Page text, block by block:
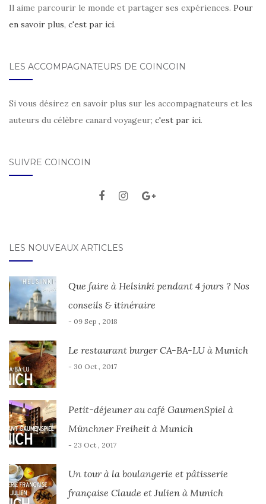
Il aime parcourir le monde et partager ses expériences. Pour
en savoir plus, c'est par ici.
LES ACCOMPAGNATEURS DE COINCOIN
Si vous désirez en savoir plus sur les accompagnateurs et les
auteurs du célèbre canard voyageur; c'est par ici.
SUIVRE COINCOIN
LES NOUVEAUX ARTICLES
Que faire à Helsinki pendant 4 jours ? Nos
conseils & itinéraire
- 09 Sep , 2018
Le restaurant burger CA-BA-LU à Munich
- 30 Oct , 2017
Petit-déjeuner au café GaumenSpiel à
Münchner Freiheit à Munich
- 23 Oct , 2017
Un tour à la boulangerie et pâtisserie
française Claude et Julien à Munich